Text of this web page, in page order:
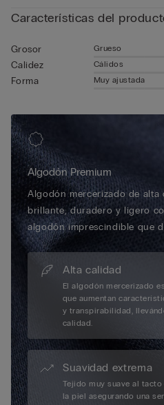
chaqueta si buscas un look
Características del
Grosor Grueso
Calidez Cálidos
Forma Muy ajustada
Algodón Premium
Algodón mercerizado de alta
brillante, duradero y ligero
algodón imprescindible que
Alta calidad
El algodón mercerizado
que aumentan
y transpirabilidad,
calidad.
Suavidad extrema
Tejido muy suave al
la piel asegurando una